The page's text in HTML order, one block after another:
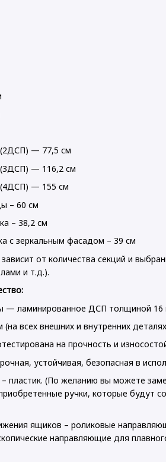
— 77,5 см
— 116,2 см
— 155 см
– 60 см
– 38,2 см
с зеркальным фасадом – 39 см
от количества секций и
и т.д.).
— ламинированное ДСП толщиной 16
всех внешних и внутренних
на прочность и
устойчивая, безопасная в
пластик. (По желанию вы можете
ручки, которые будут
ящиков – роликовые
направляющие для